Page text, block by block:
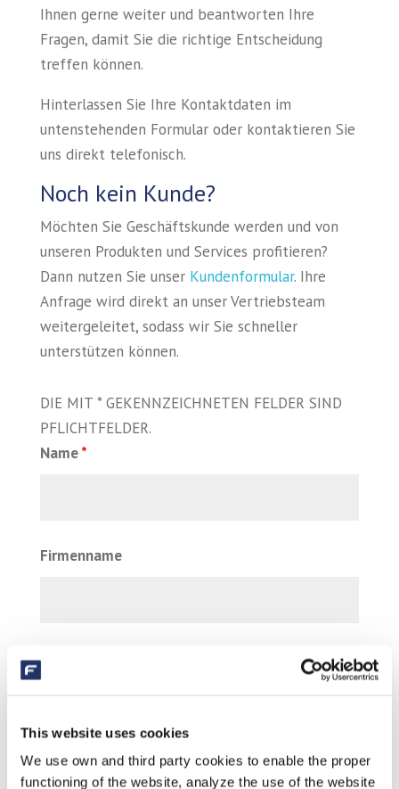
This website uses cookies
We use own and third party cookies to enable the proper
functioning of the website, analyze the use of the website
Ihnen gerne weiter und beantworten Ihre
Fragen, damit Sie die richtige Entscheidung
treffen können.
Hinterlassen Sie Ihre Kontaktdaten im
untenstehenden Formular oder kontaktieren Sie
uns direkt telefonisch.
Noch kein Kunde?
Möchten Sie Geschäftskunde werden und von
unseren Produkten und Services profitieren?
Dann nutzen Sie unser Kundenformular. Ihre
Anfrage wird direkt an unser Vertriebsteam
weitergeleitet, sodass wir Sie schneller
unterstützen können.
DIE MIT * GEKENNZEICHNETEN FELDER SIND
PFLICHTFELDER.
Name*
Firmenname
E-Mail
Telefon